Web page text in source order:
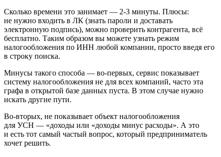
Сколько времени это занимает — 2-3 минуты. Плюсы:
не нужно входить в ЛК (знать пароли и доставать
электронную подпись), можно проверить контрагента, всё
бесплатно. Таким образом вы можете узнать режим
налогообложения по ИНН любой компании, просто введя его
в строку поиска.
Минусы такого способа — во-первых, сервис показывает
систему налогообложения не для всех компаний, часто эта
графа в открытой базе данных пуста. В этом случае нужно
искать другие пути.
Во-вторых, не показывает объект налогообложения
для УСН — «доходы или «доходы минус расходы». А это
и есть тот самый частый вопрос, который предприниматель
хочет решить.